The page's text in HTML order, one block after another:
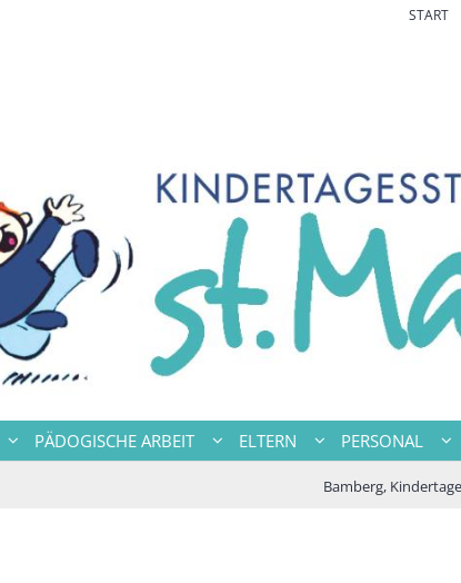
START
PÄDOGISCHE ARBEIT ELTERN PERSONAL
Bamberg,